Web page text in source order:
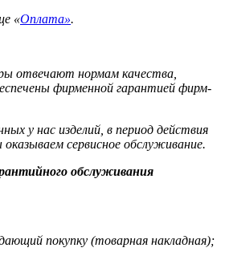
«Оплата».
отвечают нормам качества,
фирменной гарантией фирм-
у нас изделий, в период действия
сервисное обслуживание.
обслуживания
покупку (товарная накладная);